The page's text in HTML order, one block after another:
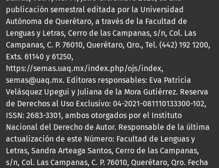
publicación semestral editada por la Universidad
Autónoma de Querétaro, a través de la Facultad de
Lenguas y Letras, Cerro de las Campanas, s/n, Col. Las
Campanas, C. P. 76010, Querétaro, Qro., Tel. (442) 192 1200,
Exts. 61140 y 61250,
https://semas.uaq.mx/index.php/ojs/index,
semas@uaq.mx. Editoras responsables: Eva Patricia
Velásquez Upegui y Juliana de la Mora Gutiérrez. Reserva
de Derechos al Uso Exclusivo: 04-2021-081110133300-102,
ISSN: 2683-3301, ambos otorgados por el Instituto
Nacional del Derecho de Autor. Responsable de la última
actualización de este Número: Facultad de Lenguas y
Letras, Sandra Arteaga Santos, Cerro de las Campanas,
s/n, Col. Las Campanas, C. P. 76010, Querétaro, Qro. Fecha